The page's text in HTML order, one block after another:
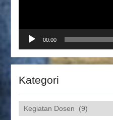
00:00
Kategori
Kategori